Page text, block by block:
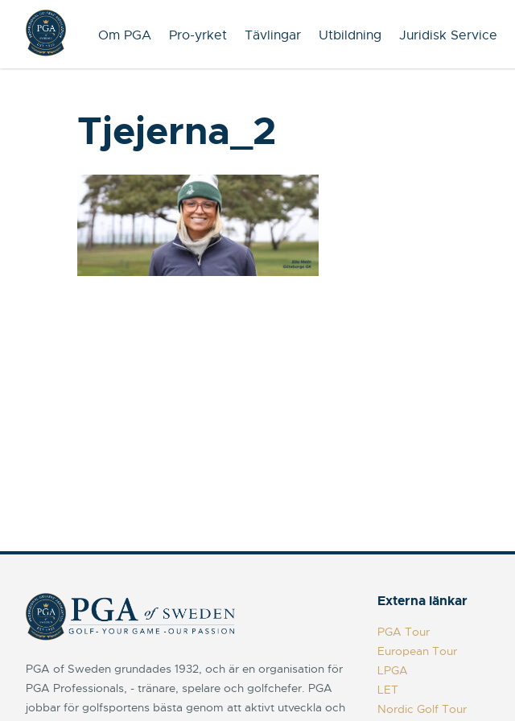
Om PGA Pro-yrket Tävlingar Utbildning Juridisk Service
Tjejerna_2
PGA of Sweden grundades 1932, och är en organisation för
PGA Professionals, - tränare, spelare och golfchefer. PGA
jobbar för golfsportens bästa genom att aktivt utveckla och
Externa länkar
PGA Tour
European Tour
LPGA
LET
Nordic Golf Tour